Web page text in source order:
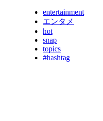
entertainment
エンタメ
hot
snap
topics
#hashtag